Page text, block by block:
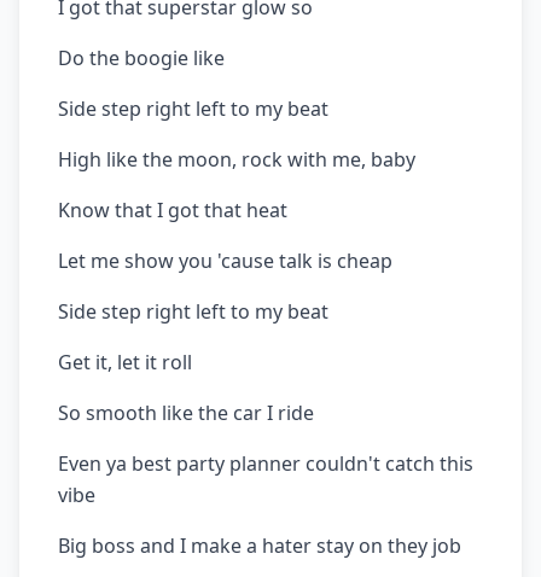
I got that superstar glow so
Do the boogie like
Side step right left to my beat
High like the moon, rock with me, baby
Know that I got that heat
Let me show you 'cause talk is cheap
Side step right left to my beat
Get it, let it roll
So smooth like the car I ride
Even ya best party planner couldn't catch this
vibe
Big boss and I make a hater stay on they job